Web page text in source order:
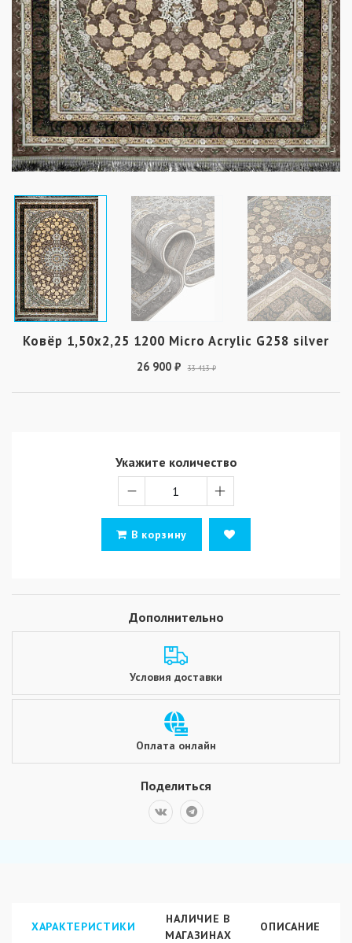
Ковёр 1,50х2,25 1200 Micro Acrylic G258 silver
26 900 ₽ 33 413 ₽
Укажите количество
В корзину
Дополнительно
Условия доставки
Оплата онлайн
Поделиться
ХАРАКТЕРИСТИКИ
НАЛИЧИЕ В
МАГАЗИНАХ
ОПИСАНИЕ